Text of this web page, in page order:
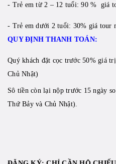
- Trẻ em từ 2 – 12 tuổi: 90 % giá
- Trẻ em dưới 2 tuổi: 30% giá tour
QUY ĐỊNH THANH TOÁN:
Quý khách đặt cọc trước 50% giá
Chủ Nhật)
Sô tiền còn lại nộp trước 15 ngày
Thứ Bảy và Chủ Nhật).